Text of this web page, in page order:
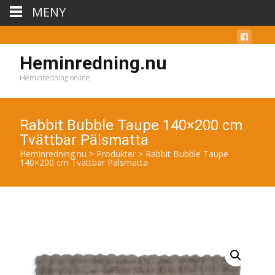
Heminredning.nu
Heminredning online
Rabbit Bubble Taupe 140×200 cm
Tvättbar Pälsmatta
Heminredning.nu > Produkter > Rabbit Bubble Taupe
140×200 cm Tvättbar Pälsmatta
MENY